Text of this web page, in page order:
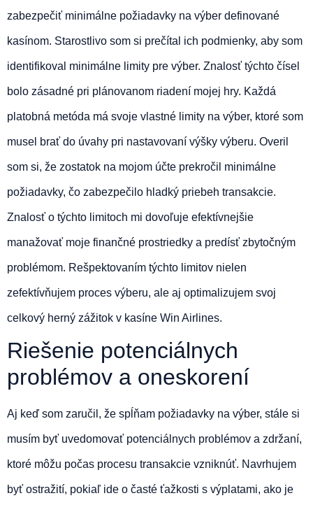
zabezpečiť minimálne požiadavky na výber definované
kasínom. Starostlivo som si prečítal ich podmienky, aby som
identifikoval minimálne limity pre výber. Znalosť týchto čísel
bolo zásadné pri plánovanom riadení mojej hry. Každá
platobná metóda má svoje vlastné limity na výber, ktoré som
musel brať do úvahy pri nastavovaní výšky výberu. Overil
som si, že zostatok na mojom účte prekročil minimálne
požiadavky, čo zabezpečilo hladký priebeh transakcie.
Znalosť o týchto limitoch mi dovoľuje efektívnejšie
manažovať moje finančné prostriedky a predísť zbytočným
problémom. Rešpektovaním týchto limitov nielen
zefektívňujem proces výberu, ale aj optimalizujem svoj
celkový herný zážitok v kasíne Win Airlines.
Riešenie potenciálnych
problémov a oneskorení
Aj keď som zaručil, že spĺňam požiadavky na výber, stále si
musím byť uvedomovať potenciálnych problémov a zdržaní,
ktoré môžu počas procesu transakcie vzniknúť. Navrhujem
byť ostražití, pokiaľ ide o časté ťažkosti s výplatami, ako je